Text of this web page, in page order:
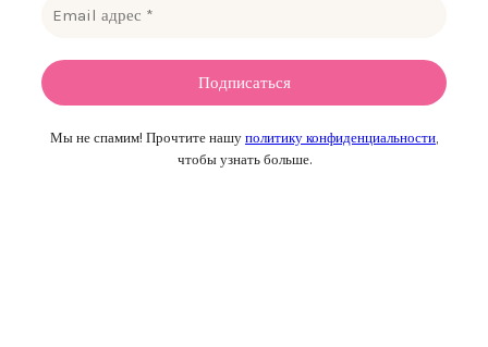
Мы не спамим! Прочтите нашу политику конфиденциальности
чтобы узнать больше.